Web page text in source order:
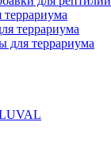
террариума
для террариума